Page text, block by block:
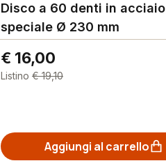
Disco a 60 denti in acciaio
speciale Ø 230 mm
€ 16,00
Listino € 19,10
Aggiungi al carrello